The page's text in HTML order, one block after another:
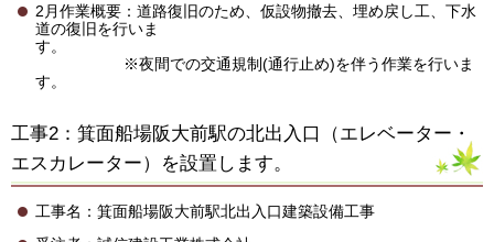
2月作業概要：道路復旧のため、仮設物撤去、埋め戻し工、下水
道の復旧を行いま
す
※夜間での交通規制(通行止め)を伴う作業を行いま
す。
工事2：箕面船場阪大前駅の北出入口（エレベーター・
エスカレーター）を設置します。
工事名：箕面船場阪大前駅北出入口建築設備工事